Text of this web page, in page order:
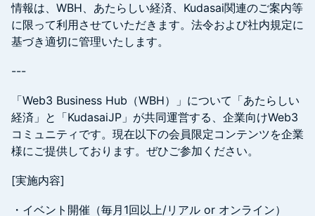
情報は、WBH、あたらしい経済、Kudasai関連のご案内等
に限って利用させていただきます。法令および社内規定に
基づき適切に管理いたします。
---
「Web3 Business Hub（WBH）」について​「あたらしい
経済」と「KudasaiJP」が共同運営する、企業向けWeb3
コミュニティです。現在以下の会員限定コンテンツを企業
様にご提供しております。ぜひご参加ください。
[実施内容]
・イベント開催（毎月1回以上/リアル or オンライン）